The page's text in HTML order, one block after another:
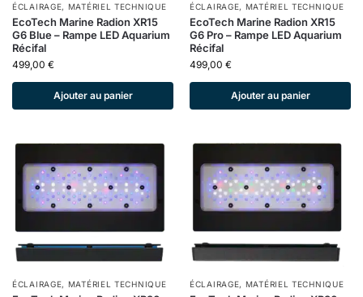
ÉCLAIRAGE, MATÉRIEL TECHNIQUE
EcoTech Marine Radion XR15
G6 Blue – Rampe LED Aquarium
Récifal
499,00 €
Ajouter au panier
ÉCLAIRAGE, MATÉRIEL TECHNIQUE
EcoTech Marine Radion XR15
G6 Pro – Rampe LED Aquarium
Récifal
499,00 €
Ajouter au panier
ÉCLAIRAGE, MATÉRIEL TECHNIQUE ÉCLAIRAGE, MATÉRIEL TECHNIQUE